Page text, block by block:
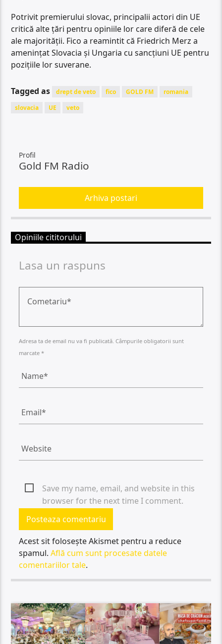
Potrivit premierului slovac, principalii actori din UE
critică alte țări pentru opiniile lor care diferă de cele
ale majorității. Fico a reamintit că Friedrich Merz a
amenințat Slovacia și Ungaria cu sancțiuni UE pentru
pozițiile lor suverane.
Tagged as drept de veto fico GOLD FM
romania
slovacia
UE veto
Profil
Gold FM Radio
Arhiva postari
Opiniile cititorului
Lasa un raspuns
Adresa ta de email nu va fi publicată. Câmpurile obligatorii sunt
marcate *
Save my name, email, and website in this
browser for the next time I comment.
Acest sit folosește Akismet pentru a reduce
spamul.Află cum sunt procesate datele
comentariilor tale.